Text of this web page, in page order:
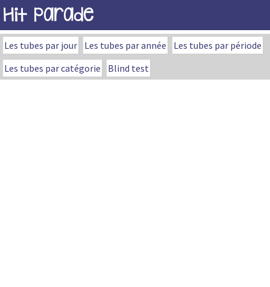
Hit Parade
Les tubes par jour Les tubes par année
Les tubes par période
Les tubes par catégorie
Blind test